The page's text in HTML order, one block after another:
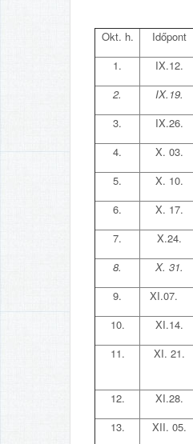
Okt. h.
Időpont
1.
IX.12.
2.
IX.19.
3.
IX.26.
4.
X. 03.
5.
X. 10.
6.
X. 17.
7.
X.24.
8.
X. 31.
9.
XI.07.
10.
XI.14.
11.
XI. 21.
12.
XI.28.
13.
XII. 05.